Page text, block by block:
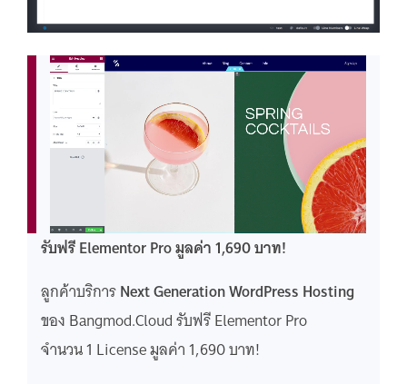
รับฟรี Elementor Pro มูลค่า 1,690 บาท!
ลูกค้าบริการNext Generation WordPress Hosting
ของ Bangmod.Cloud รับฟรี Elementor Pro
จำนวน 1 License มูลค่า 1,690 บาท!